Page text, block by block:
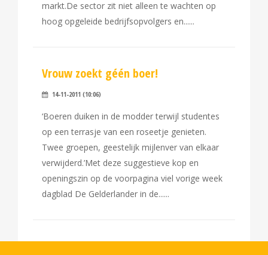
markt.De sector zit niet alleen te wachten op
hoog opgeleide bedrijfsopvolgers en...
Vrouw zoekt géén boer!
14-11-2011 (10:06)
‘Boeren duiken in de modder terwijl studentes
op een terrasje van een roseetje genieten.
Twee groepen, geestelijk mijlenver van elkaar
verwijderd.’Met deze suggestieve kop en
openingszin op de voorpagina viel vorige week
dagblad De Gelderlander in de...